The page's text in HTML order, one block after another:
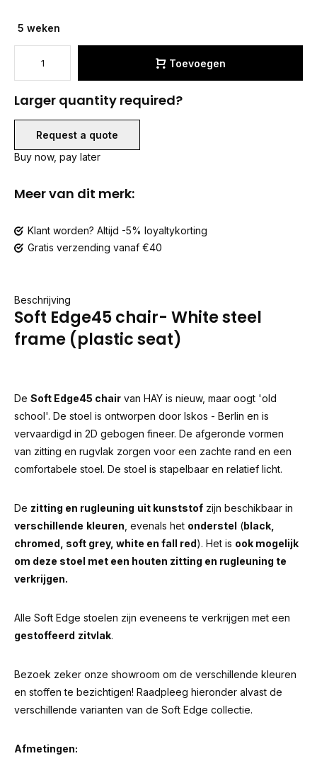
5 weken
Toevoegen
Larger quantity required?
Request a quote
Buy now, pay later
Meer van dit merk:
Klant worden? Altijd -5% loyaltykorting
Gratis verzending vanaf €40
Beschrijving
Soft Edge45 chair- White steel
frame (plastic seat)
De Soft Edge45 chair van HAY is nieuw, maar oogt 'old
school'. De stoel is ontworpen door Iskos - Berlin en is
vervaardigd in 2D gebogen fineer. De afgeronde vormen
van zitting en rugvlak zorgen voor een zachte rand en een
comfortabele stoel. De stoel is stapelbaar en relatief licht.
De zitting en rugleuning uit kunststof zijn beschikbaar in
verschillende kleuren , evenals het onderstel (black,
chromed, soft grey, white en fall red). Het is ook mogelijk
om deze stoel met een houten zitting en rugleuning te
verkrijgen.
Alle Soft Edge stoelen zijn eveneens te verkrijgen met een
gestoffeerd zitvlak.
Bezoek zeker onze showroom om de verschillende kleuren
en stoffen te bezichtigen! Raadpleeg hieronder alvast de
verschillende varianten van de Soft Edge collectie.
Afmetingen: